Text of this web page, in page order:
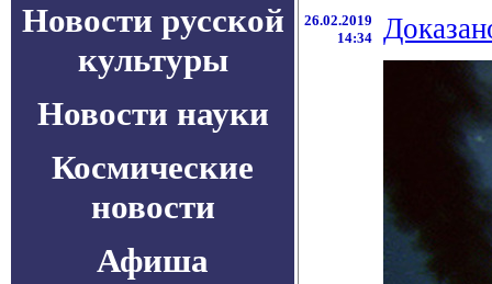
Новости русской
культуры
Новости науки
Космические
новости
Афиша
26.02.2019
14:34